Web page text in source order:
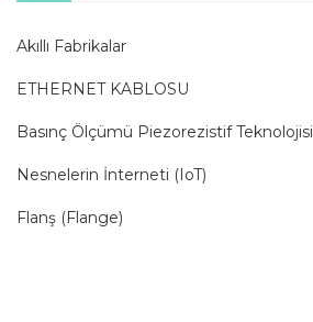
Akıllı Fabrikalar
ETHERNET KABLOSU
Basınç Ölçümü Piezorezistif Teknolojisi
Nesnelerin İnterneti (IoT)
Flanş (Flange)